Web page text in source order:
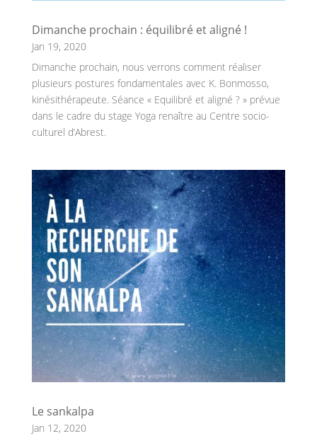
Dimanche prochain : équilibré et aligné !
Jan 19, 2020
Dimanche prochain, nous verrons comment réaliser
plusieurs postures fondamentales avec K. Bonmosso,
kinésithérapeute. Séance « Equilibré et aligné ? » prévue
dans le cadre du stage Yoga renaître au Centre socio-
culturel d’Abrest.
Le sankalpa
Jan 12, 2020